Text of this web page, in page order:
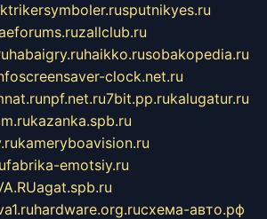
sputnikyes.ru
zallclub.ru
habaigry.ruhaikko.rusobakopedia.ru
screensaver-clock.net.ru
npf.net.ru7bit.pp.rukalugatur.ru
kazanka.spb.ru
kameryboavision.ru
fabrika-emotsiy.ru
agat.spb.ru
hardware.org.ruсхема-авто.рф